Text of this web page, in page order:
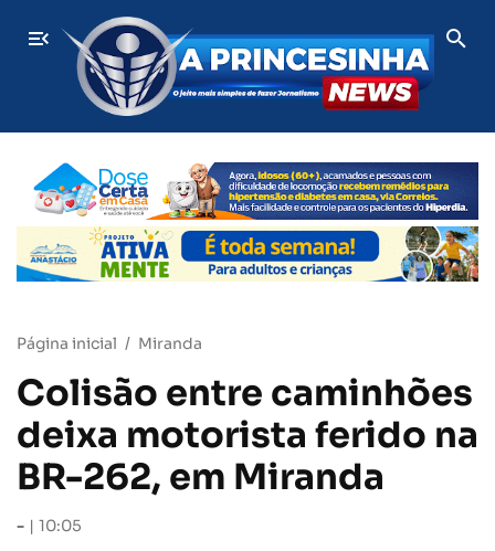
ÚLTIMAS
Homem nu invade pátio do Hospital Universitário e morre, em
Página inicial Miranda
Colisão entre caminhões
deixa motorista ferido na
BR-262, em Miranda
- 10:05